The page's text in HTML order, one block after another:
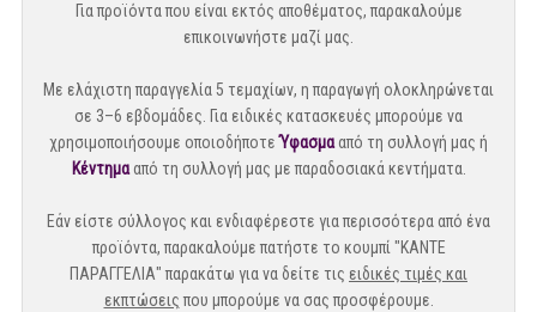
Για προϊόντα που είναι εκτός αποθέματος, παρακαλούμε
επικοινωνήστε μαζί μας.
Με ελάχιστη παραγγελία 5 τεμαχίων, η παραγωγή ολοκληρώνεται
σε 3–6 εβδομάδες. Για ειδικές κατασκευές μπορούμε να
χρησιμοποιήσουμε οποιοδήποτεΎφασμααπό τη συλλογή μας ή
Κέντημα από τη συλλογή μας με παραδοσιακά κεντήματα.
Εάν είστε σύλλογος και ενδιαφέρεστε για περισσότερα από ένα
προϊόντα, παρακαλούμε πατήστε το κουμπί "ΚΑΝΤΕ
ΠΑΡΑΓΓΕΛΙΑ" παρακάτω για να δείτε τις ειδικές τιμές και
εκπτώσεις που μπορούμε να σας προσφέρουμε.